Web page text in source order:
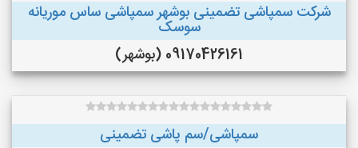
شرکت سمپاشی تضمینی بوشهر سمپاشی ساس موریانه
سوسک
09170426161 (بوشهر)
سمپاشی/سم پاشی تضمینی